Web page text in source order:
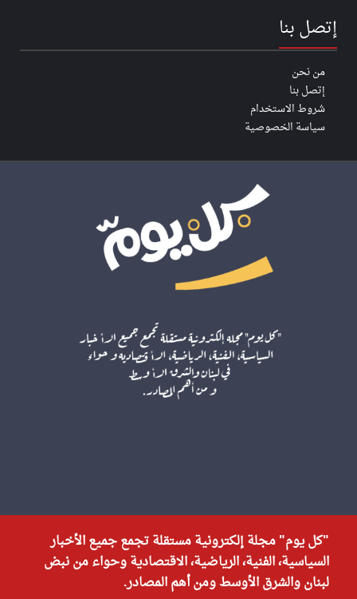
إتصل بنا
من نحن
إتصل بنا
شروط الاستخدام
سياسة الخصوصية
"كل يوم" مجلة إلكترونية مستقلة تجمع جميع الأخبار
السياسية، الفنية، الرياضية، الاقتصادية وحواء من نبض
لبنان والشرق الأوسط ومن أهم المصادر.